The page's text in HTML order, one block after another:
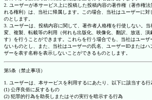
2. ユーザーが本サービス上に投稿した投稿内容の著作権（著作権法
れる権利）は、当社に帰属します。この場合、当社はユーザーに対
のとします。
3. ユーザーは、投稿内容に関して、著作者人格権を行使しない。
変、複製、転載等の利用（何れも出版化、映像化、翻訳、放送、演
す）を行うことができます。これらを行う場合でも、当社はユーザ
ないものとし、また、当社はユーザーの氏名、ユーザーIDまたはハ
ザーを表す名称を表示しないことができるものとします。
第5条（禁止事項）
1. ユーザーは、本サービスを利用するにあたり、以下に該当する行
(1) 公序良俗に反するもの
(2) 犯罪的行為を助長しまたはその実行を暗示する行為